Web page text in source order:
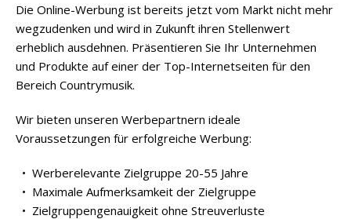
Die Online-Werbung ist bereits jetzt vom Markt nicht mehr
wegzudenken und wird in Zukunft ihren Stellenwert
erheblich ausdehnen. Präsentieren Sie Ihr Unternehmen
und Produkte auf einer der Top-Internetseiten für den
Bereich Countrymusik.
Wir bieten unseren Werbepartnern ideale
Voraussetzungen für erfolgreiche Werbung:
• Werberelevante Zielgruppe 20-55 Jahre
• Maximale Aufmerksamkeit der Zielgruppe
• Zielgruppengenauigkeit ohne Streuverluste